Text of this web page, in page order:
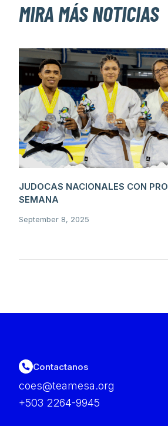
MIRA MÁS NOTICIAS
JUDOCAS NACIONALES CON
SEMANA
September 8, 2025
Contactanos
coes@teamesa.org
+503 2264-9945